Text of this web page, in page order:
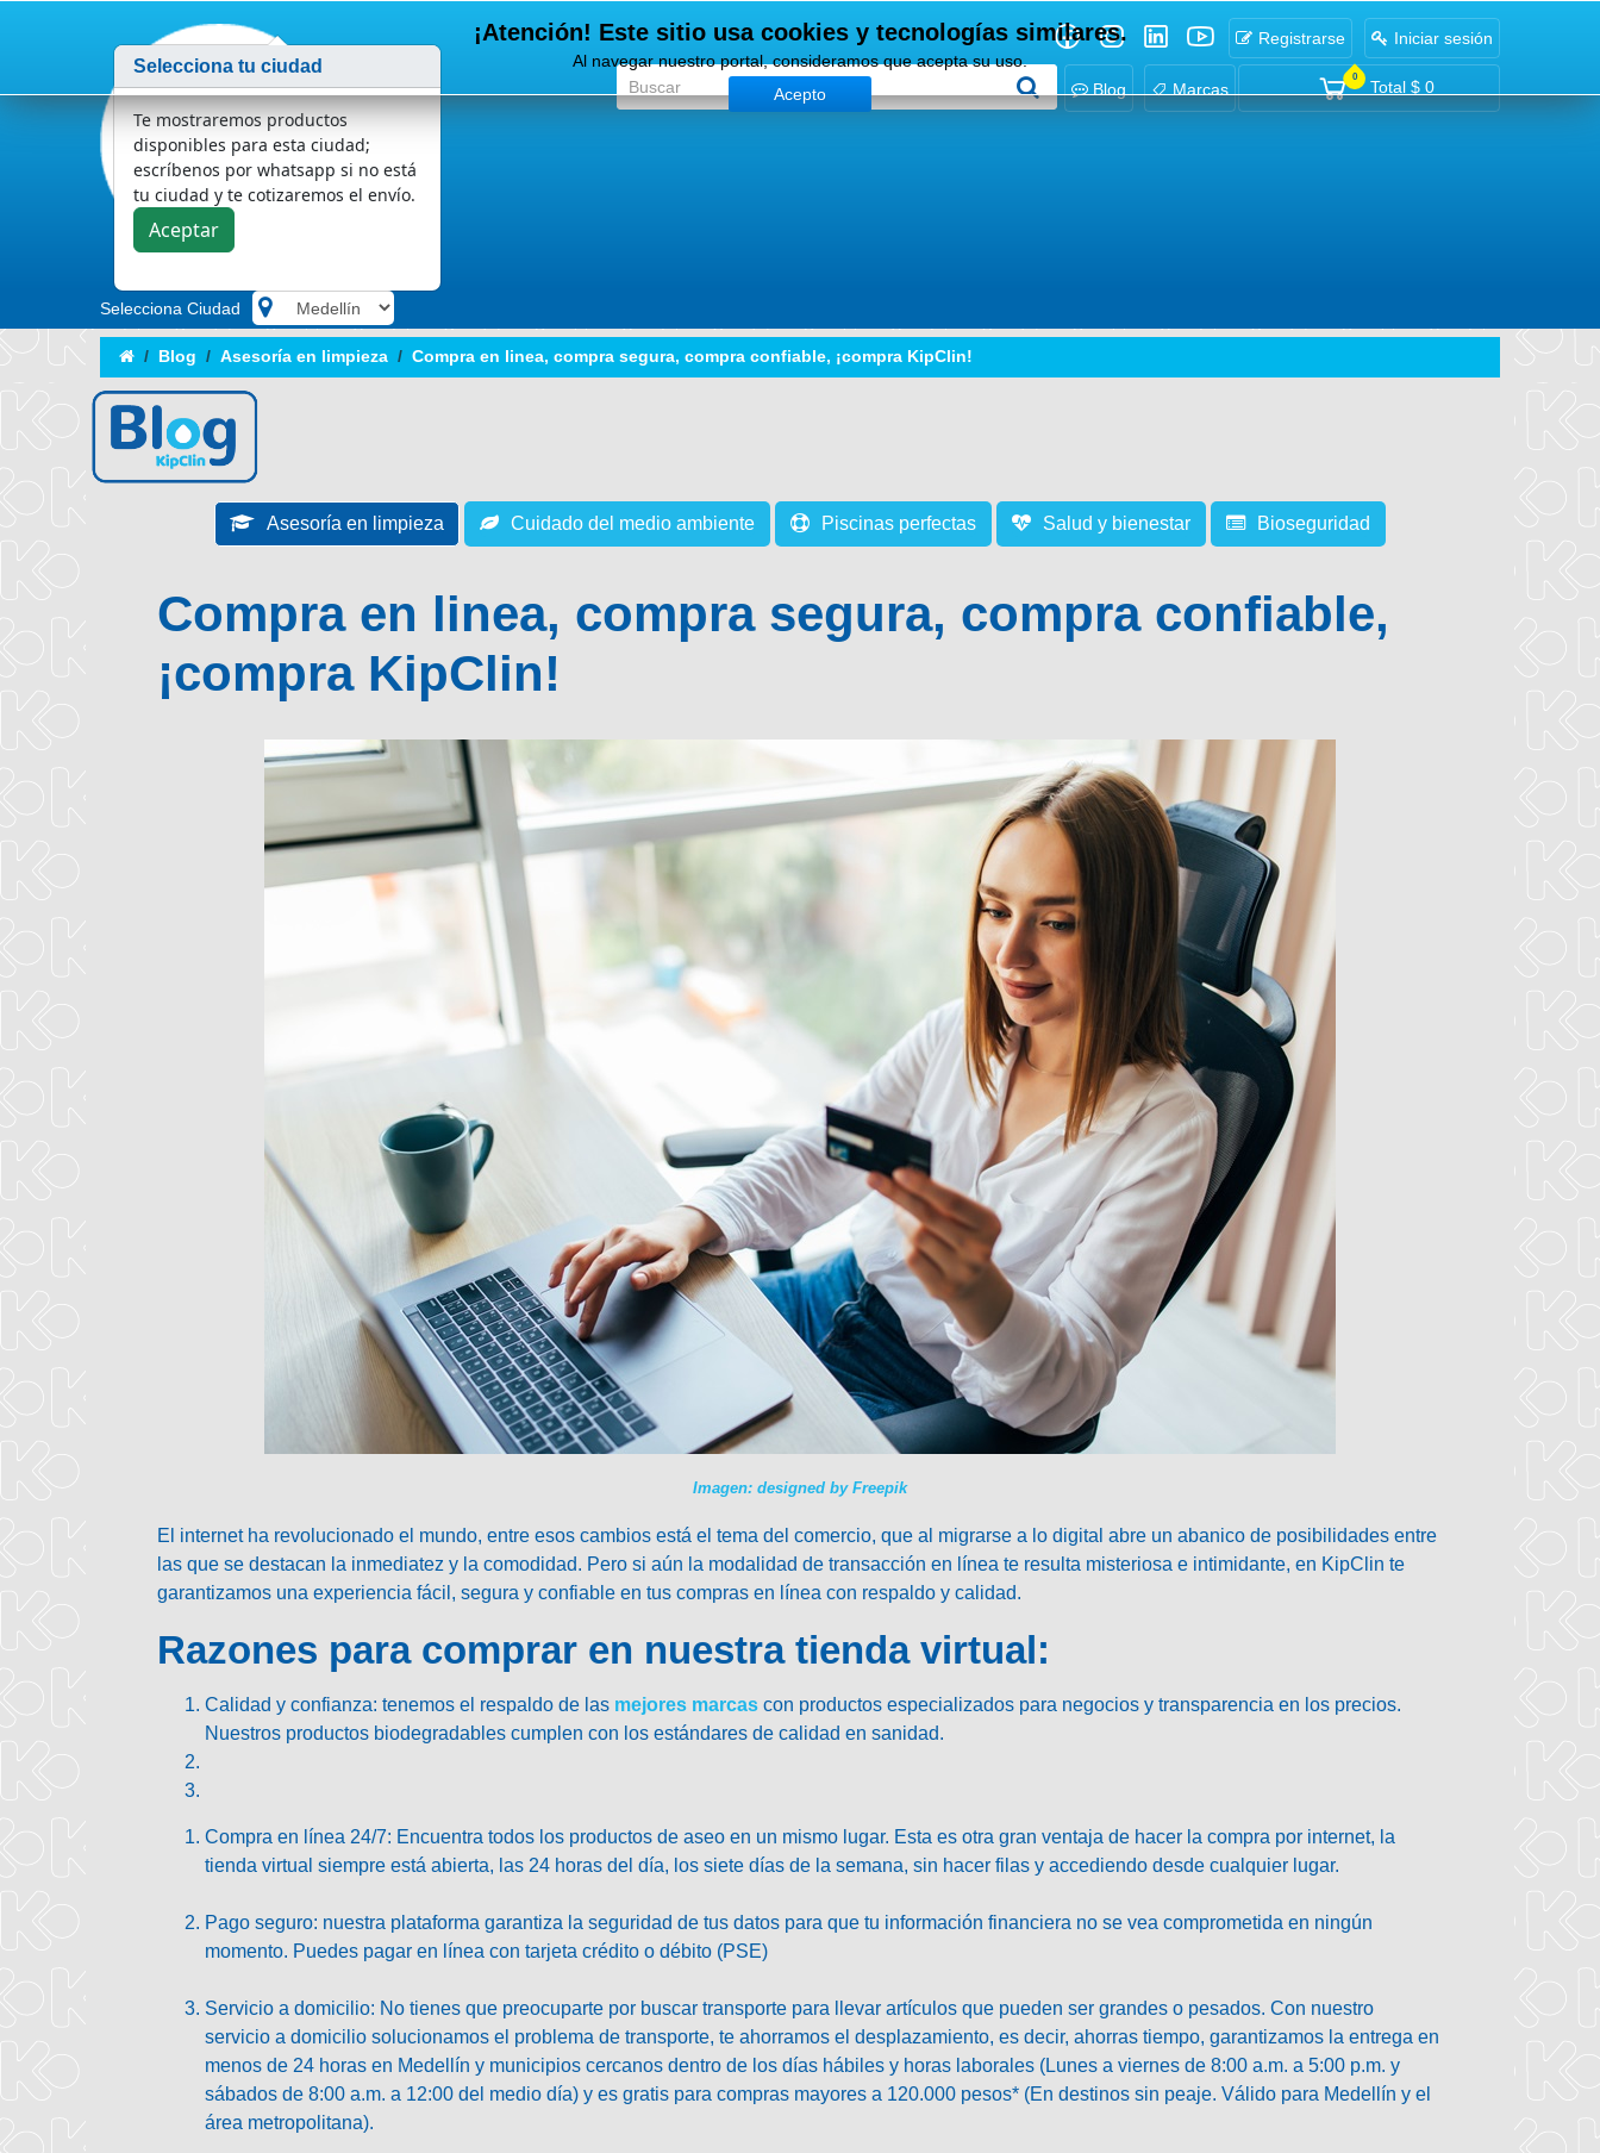
Registrarse Iniciar sesión
0
Total $ 0
Blog Marcas
Selecciona Ciudad
Blog Asesoría en limpieza Compra en linea, compra segura, compra confiable, ¡compra KipClin!
Asesoría en limpieza Cuidado del medio ambiente Piscinas perfectas Salud y bienestar Bioseguridad
Compra en linea, compra segura, compra confiable,
¡compra KipClin!
Imagen: designed by Freepik
El internet ha revolucionado el mundo, entre esos cambios está el tema del comercio, que al migrarse a lo digital abre un abanico de posibilidades entre
las que se destacan la inmediatez y la comodidad. Pero si aún la modalidad de transacción en línea te resulta misteriosa e intimidante, en KipClin te
garantizamos una experiencia fácil, segura y confiable en tus compras en línea con respaldo y calidad.
Razones para comprar en nuestra tienda virtual:
Calidad y confianza: tenemos el respaldo de las mejores marcas con productos especializados para negocios y transparencia en los precios.
Nuestros productos biodegradables cumplen con los estándares de calidad en sanidad.
Compra en línea 24/7: Encuentra todos los productos de aseo en un mismo lugar. Esta es otra gran ventaja de hacer la compra por internet, la
tienda virtual siempre está abierta, las 24 horas del día, los siete días de la semana, sin hacer filas y accediendo desde cualquier lugar.
Pago seguro: nuestra plataforma garantiza la seguridad de tus datos para que tu información financiera no se vea comprometida en ningún
momento. Puedes pagar en línea con tarjeta crédito o débito (PSE)
Servicio a domicilio: No tienes que preocuparte por buscar transporte para llevar artículos que pueden ser grandes o pesados. Con nuestro
servicio a domicilio solucionamos el problema de transporte, te ahorramos el desplazamiento, es decir, ahorras tiempo, garantizamos la entrega en
menos de 24 horas en Medellín y municipios cercanos dentro de los días hábiles y horas laborales (Lunes a viernes de 8:00 a.m. a 5:00 p.m. y
sábados de 8:00 a.m. a 12:00 del medio día) y es gratis para compras mayores a 120.000 pesos* (En destinos sin peaje. Válido para Medellín y el
área metropolitana).
¡Atención! Este sitio usa cookies y tecnologías similares.
Al navegar nuestro portal, consideramos que acepta su uso.
Acepto
Selecciona tu ciudad
Te mostraremos productos
disponibles para esta ciudad;
escríbenos por whatsapp si no está
tu ciudad y te cotizaremos el envío.
Aceptar